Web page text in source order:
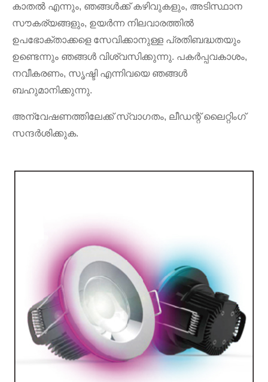
കാതൽ എന്നും, ഞങ്ങൾക്ക് കഴിവുകളും, അടിസ്ഥാന
സൗകര്യങ്ങളും, ഉയർന്ന നിലവാരത്തിൽ
ഉപഭോക്താക്കളെ സേവിക്കാനുള്ള പ്രതിബദ്ധതയും
ഉണ്ടെന്നും ഞങ്ങൾ വിശ്വസിക്കുന്നു. പകർപ്പവകാശം,
നവീകരണം, സൃഷ്ടി എന്നിവയെ ഞങ്ങൾ
ബഹുമാനിക്കുന്നു.
അന്വേഷണത്തിലേക്ക് സ്വാഗതം, ലീഡന്റ് ലൈറ്റിംഗ്
സന്ദർശിക്കുക.